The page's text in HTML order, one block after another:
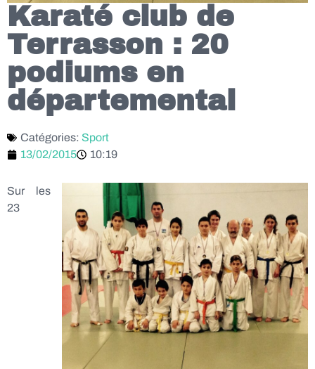
Karaté club de
Terrasson : 20
podiums en
départemental
Catégories: Sport
13/02/2015
10:19
Sur les
23